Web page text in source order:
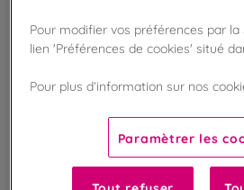
avec notre programme
Liste des ingrédients et allergènes
100
Pour modifier vos préférences par la
lien 'Préférences de cookies' situé
Pour plus d’information sur nos
Paramètrer les